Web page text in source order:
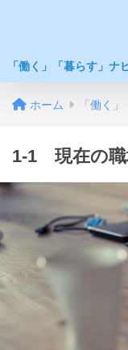
「働く」「暮らす」ナ
ホーム 「働く
1-1 現在の職